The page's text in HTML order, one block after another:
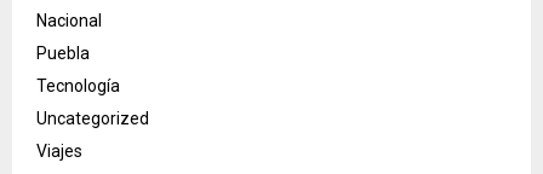
Nacional
Puebla
Tecnología
Uncategorized
Viajes